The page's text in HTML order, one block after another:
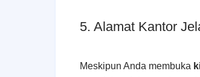
5. Alamat Kantor
Meskipun Anda membuka